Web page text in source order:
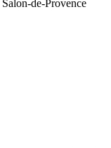
Salon-de-Provence